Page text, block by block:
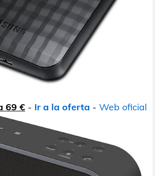
69 € - Ir a la oferta - Web oficial